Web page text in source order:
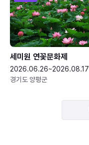
세미원 연꽃문화제
2026.06.26~2026.08.17
경기도 양평군